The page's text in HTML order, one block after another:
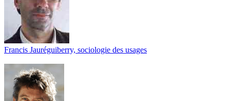
Francis Jauréguiberry, sociologie des usages